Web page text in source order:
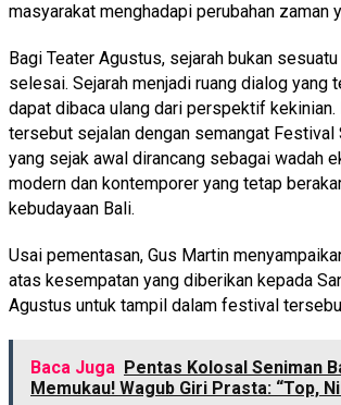
masyarakat menghadapi perubahan zaman
Bagi Teater Agustus, sejarah bukan
selesai. Sejarah menjadi ruang dialog yang
dapat dibaca ulang dari perspektif kekinian.
tersebut sejalan dengan semangat Festival
yang sejak awal dirancang sebagai wadah
modern dan kontemporer yang tetap
kebudayaan Bali.
Usai pementasan, Gus Martin
atas kesempatan yang diberikan kepada
Agustus untuk tampil dalam festival
Baca Juga Pentas Kolosal Seniman
Memukau! Wagub Giri Prasta: “Top,